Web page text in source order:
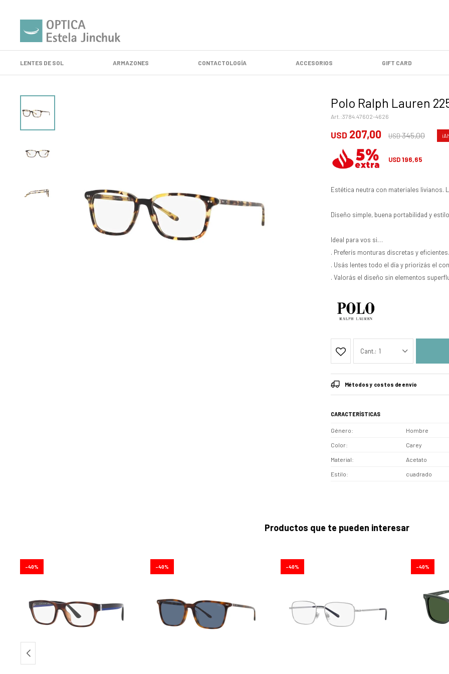
LENTES DE SOL ARMAZONES CONTACTOLOGÍA ACCESORIOS GIFT CARD
Polo Ralph Lauren
3784.47602-4626
USD 207,00 USD345,00
USD196,65
Estética neutra con materiales livianos.
Diseño simple, buena portabilidad y
Ideal para vos si…
. Preferís monturas discretas y eficientes.
. Usás lentes todo el día y priorizás el
. Valorás el diseño sin elementos
1
Métodos y costos de envío
CARACTERÍSTICAS
Género Hombre
Color Carey
Material Acetato
Estilo cuadrado
Productos que te pueden interesar
40 40 40 40